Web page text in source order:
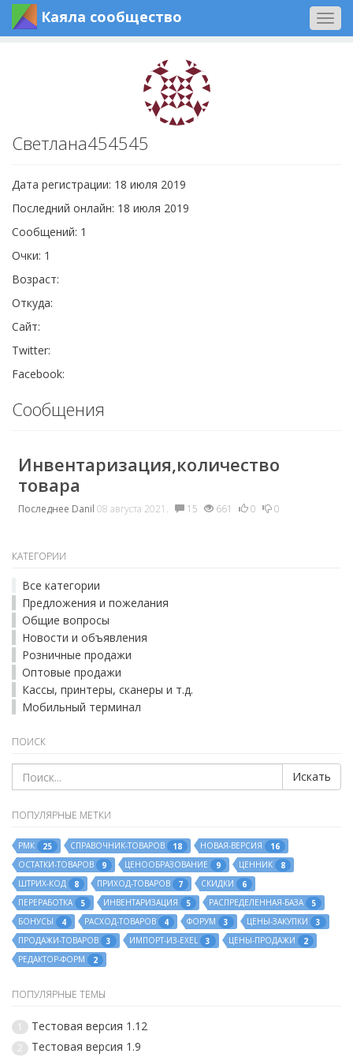
Каяла сообщество
Светлана454545
Дата регистрации: 18 июля 2019
Последний онлайн: 18 июля 2019
Сообщений: 1
Очки: 1
Возраст:
Откуда:
Сайт:
Twitter:
Facebook:
Сообщения
Инвентаризация,количество
товара
Последнее Danil 08 августа 2021. 15 661 0 0
КАТЕГОРИИ
Все категории
Предложения и пожелания
Общие вопросы
Новости и объявления
Розничные продажи
Оптовые продажи
Кассы, принтеры, сканеры и т.д.
Мобильный терминал
ПОИСК
Искать
ПОПУЛЯРНЫЕ МЕТКИ
РМК 25 СПРАВОЧНИК-ТОВАРОВ 18 НОВАЯ-ВЕРСИЯ
16
ОСТАТКИ-ТОВАРОВ
9 ЦЕНООБРАЗОВАНИЕ 9 ЦЕННИК
8
ШТРИХ-КОД
8 ПРИХОД-ТОВАРОВ 7 СКИДКИ
6
ПЕРЕРАБОТКА
5 ИНВЕНТАРИЗАЦИЯ 5 РАСПРЕДЕЛЕННАЯ-БАЗА
5
БОНУСЫ
4 РАСХОД-ТОВАРОВ 4 ФОРУМ 3 ЦЕНЫ-ЗАКУПКИ
3
ПРОДАЖИ-ТОВАРОВ
3 ИМПОРТ-ИЗ-EXEL 3 ЦЕНЫ-ПРОДАЖИ
2
РЕДАКТОР-ФОРМ
2
ПОПУЛЯРНЫЕ ТЕМЫ
1 Тестовая версия 1.12
2
Тестовая версия 1.9